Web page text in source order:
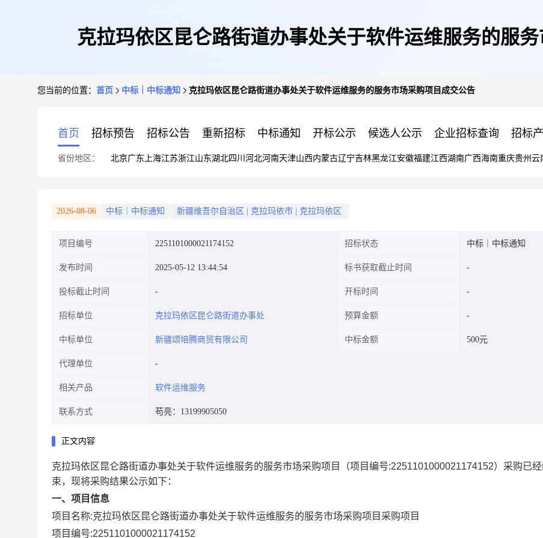
克拉玛依区昆仑路街道办事处关于软件运维服务的服
您当前的位置： 首页 中标｜中标通知 克拉玛依区昆仑路街道办事处关于软件运维服务的服务市场采购项目成交公告
首页 招标预告 招标公告 重新招标 中标通知 开标公示 候选人公示 企业招标查询 招标
省份地区： 北京广东 上海江苏浙江山东湖北四川 河北河南天津山西内蒙古辽宁吉林黑龙江安徽福建江西湖南广西海南重庆贵州 云
2026-08-06 中标｜中标通知 新疆维吾尔自治区 克拉玛依市 克拉玛依区
项目编号 2251101000021174152 招标状态 中标｜中标通知
发布时间 2025-05-12 13:44:54 标书获取截止时间
投标截止时间 开标时间
招标单位 克拉玛依区昆仑路街道办事处 预算金额
中标单位 新疆颂培腾商贸有限公司 中标金额 500元
代理单位
相关产品 软件运维服务
联系方式 苟亮：13199905050
正文内容
克拉玛依区昆仑路街道办事处关于软件运维服务的服务市场采购项目 （项目编号:2251101000021174152）采购已
束，现将采购结果公示如下：
一、项目信息
项目名称:克拉玛依区昆仑路街道办事处关于软件运维服务的服务市场采购项目 采购项目
项目编号:2251101000021174152